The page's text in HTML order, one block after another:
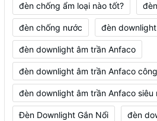
đèn chống ẩm loại nào tốt?
đèn chống nước đèn
đèn downlight âm trần Anfaco
đèn downlight âm trần Anfaco
đèn downlight âm trần Anfaco siêu
Đèn Downlight Gắn Nổi đèn